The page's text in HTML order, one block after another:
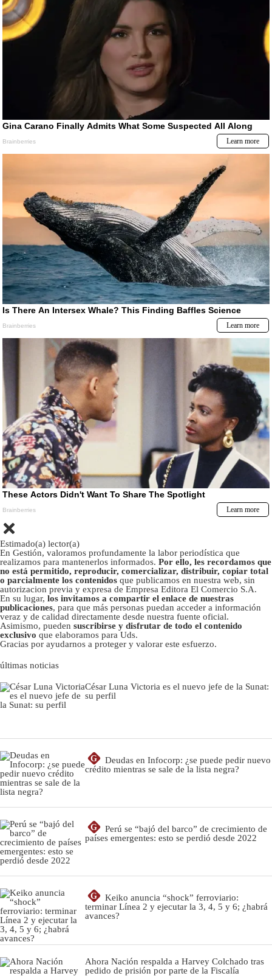
Estimado(a) lector(a)
En Gestión, valoramos profundamente la labor periodística que
realizamos para mantenerlos informados. Por ello, les recordamos que
no está permitido, reproducir, comercializar, distribuir, copiar total
o parcialmente los contenidos que publicamos en nuestra web, sin
autorizacion previa y expresa de Empresa Editora El Comercio S.A.
En su lugar, los invitamos a compartir el enlace de nuestras
publicaciones, para que más personas puedan acceder a información
veraz y de calidad directamente desde nuestra fuente oficial.
Asimismo, pueden suscribirse y disfrutar de todo el contenido
exclusivo que elaboramos para Uds.
Gracias por ayudarnos a proteger y valorar este esfuerzo.
últimas noticias
César Luna Victoria es el nuevo jefe de la Sunat:
su perfil
G
Deudas en Infocorp: ¿se puede pedir nuevo
crédito mientras se sale de la lista negra?
G
Perú se “bajó del barco” de crecimiento de
países emergentes: esto se perdió desde 2022
G
Keiko anuncia “shock” ferroviario:
terminar Línea 2 y ejecutar la 3, 4, 5 y 6; ¿habrá
avances?
Ahora Nación respalda a Harvey Colchado tras
pedido de prisión por parte de la Fiscalía